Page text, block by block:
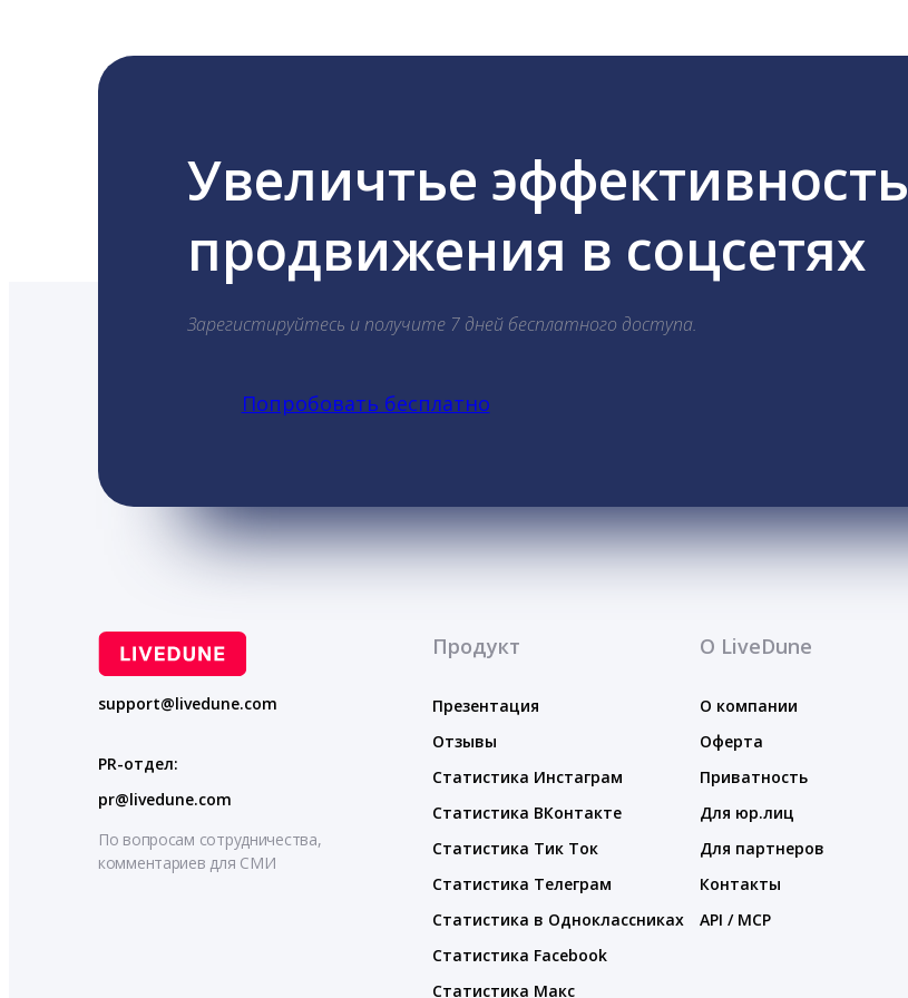
Увеличтье эффективность
продвижения в соцсетях
Зарегистируйтесь и получите 7 дней бесплатного доступа.
Попробовать бесплатно
support@livedune.com
PR-отдел:
pr@livedune.com
По вопросам сотрудничества,
комментариев для СМИ
Продукт
Презентация
Отзывы
Статистика Инстаграм
Статистика ВКонтакте
Статистика Тик Ток
Статистика Телеграм
Статистика в Одноклассниках
Статистика Facebook
Статистика Макс
О LiveDune
О компании
Оферта
Приватность
Для юр.лиц
Для партнеров
Контакты
API / MCP